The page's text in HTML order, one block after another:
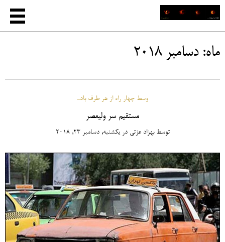
ماه:دسامبر 2018
وسط چهار راه از هر طرف باد...
مستقیم سر ولیعصر
توسطبهزاد عزتی دریکشنبه, دسامبر 23, 2018